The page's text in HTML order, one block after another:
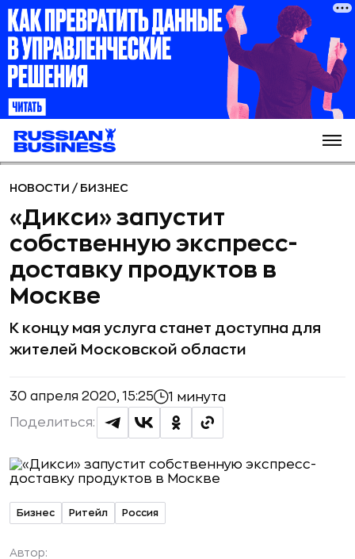
НОВОСТИ / БИЗНЕС
«Дикси» запустит
собственную экспресс-
доставку продуктов в
Москве
К концу мая услуга станет доступна для
жителей Московской области
30 апреля 2020, 15:25 1 минута
Поделиться:
Бизнес Ритейл Россия
Автор: